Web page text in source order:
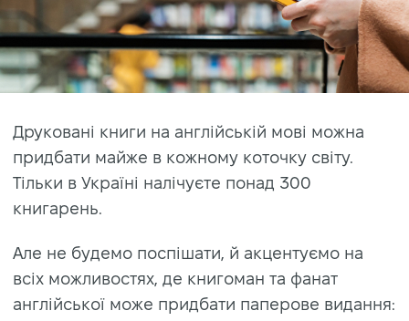
Друковані книги на англійській мові можна
придбати майже в кожному коточку світу.
Тільки в Україні налічуєте понад 300
книгарень.
Але не будемо поспішати, й акцентуємо на
всіх можливостях, де книгоман та фанат
англійської може придбати паперове видання: